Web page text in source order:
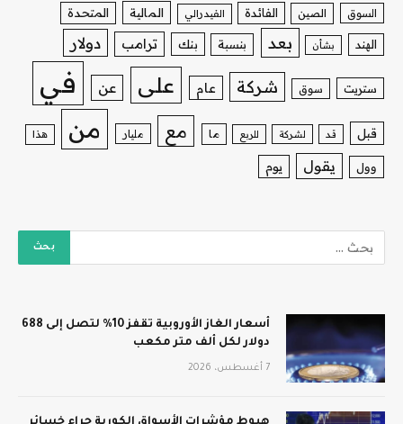
السوق الصين الفائدة الفيدرالي المالية المتحدة
الهند بشأن بعد بنسبة بنك ترامب دولار
ستريت سوق شركة عام على عن في
قبل قد لشركة للربع ما مع مليار من هذا
وول يقول يوم
أسعار الغاز الأوروبية تقفز 10% لتصل إلى 688
دولار لكل ألف متر مكعب
7 أغسطس، 2026